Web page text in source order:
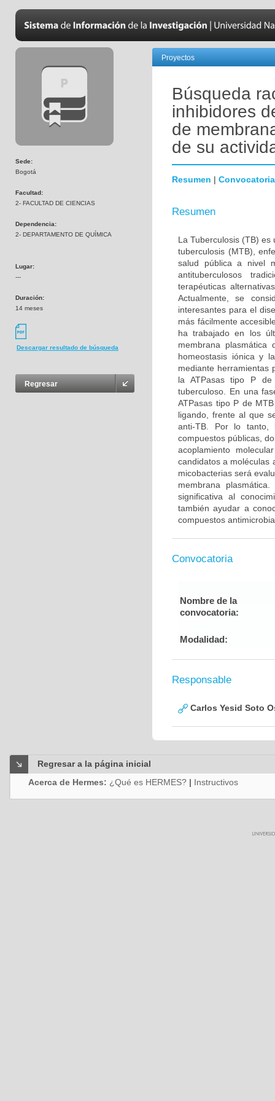
Sede:
Bogotá
Facultad:
2- FACULTAD DE CIENCIAS
Dependencia:
2- DEPARTAMENTO DE QUÍMICA
Lugar:
---
Duración:
14 meses
Descargar resultado de búsqueda
Regresar
Proyectos
Búsqueda
inhibidores
de
de su
Resumen | Convocatoria
Resumen
La Tuberculosis (TB)
tuberculosis (MTB),
salud pública a nivel
antituberculosos
terapéuticas
Actualmente, se
interesantes para el
más fácilmente
ha trabajado en los
membrana plasmática
homeostasis iónica y
mediante herramientas
la ATPasas tipo P
tuberculoso. En una
ATPasas tipo P de
ligando, frente al que
anti-TB. Por lo tanto,
compuestos públicas,
acoplamiento
candidatos a moléculas
micobacterias será
membrana
significativa al
también ayudar a
compuestos
Convocatoria
Nombre de la
convocatoria:
Modalidad:
Responsable
Carlos Yesid Soto
Regresar a la página inicial
Acerca de Hermes: ¿Qué es HERMES? | Instructivos